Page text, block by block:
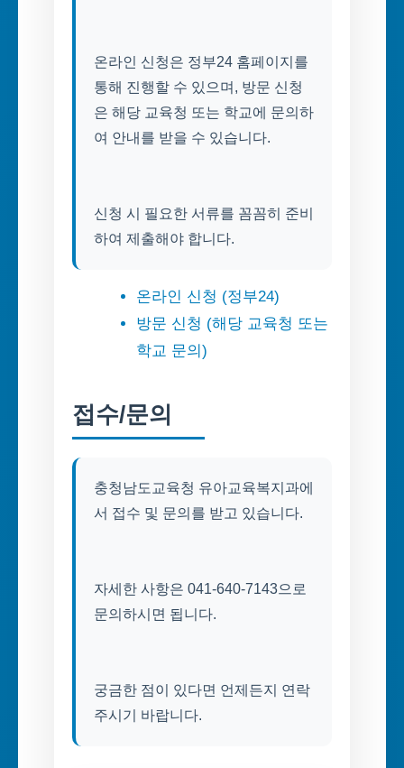
온라인 신청은 정부24 홈페이지를
통해 진행할 수 있으며, 방문 신청
은 해당 교육청 또는 학교에 문의하
여 안내를 받을 수 있습니다.
신청 시 필요한 서류를 꼼꼼히 준비
하여 제출해야 합니다.
온라인 신청 (정부24)
방문 신청 (해당 교육청 또는
학교 문의)
접수/문의
충청남도교육청 유아교육복지과에
서 접수 및 문의를 받고 있습니다.
자세한 사항은 041-640-7143으로
문의하시면 됩니다.
궁금한 점이 있다면 언제든지 연락
주시기 바랍니다.